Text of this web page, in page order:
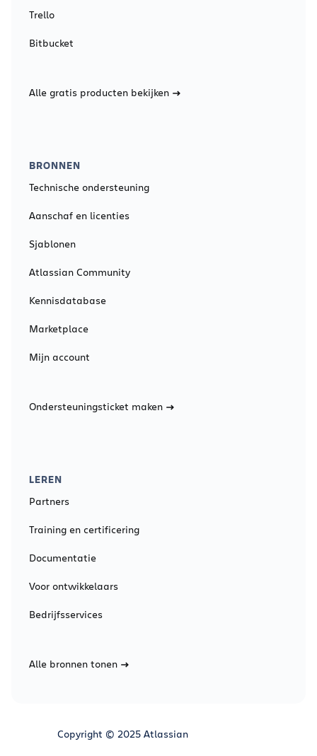
Trello
Bitbucket
Alle gratis producten bekijken
BRONNEN
Technische ondersteuning
Aanschaf en licenties
Sjablonen
Atlassian Community
Kennisdatabase
Marketplace
Mijn account
Ondersteuningsticket maken
LEREN
Partners
Training en certificering
Documentatie
Voor ontwikkelaars
Bedrijfsservices
Alle bronnen tonen
Copyright © 2025 Atlassian